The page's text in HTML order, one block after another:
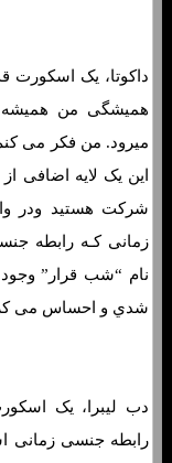
داکوتا، یک اسکورت
همیشگی من همیشه
میرود. من فکر می کنم
این یک لایه اضافی
شرکت هستید ودر
زمانی کـه رابطه
نام “شب قرار”
شدي و احساس می
دب لیبرا، یک
رابطه جنسی زمانی